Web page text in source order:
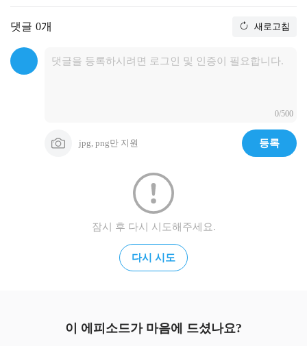
댓글 0개 새로고침
0/500
jpg, png만 지원 등록
잠시 후 다시 시도해주세요.
다시 시도
이 에피소드가 마음에 드셨나요?